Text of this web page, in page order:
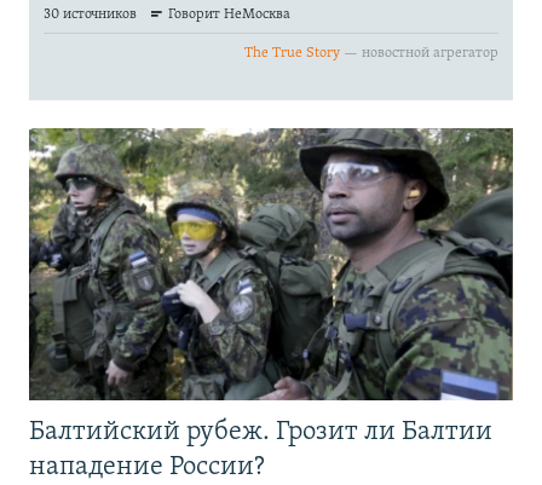
Балтийский рубеж. Грозит ли Балтии
нападение России?